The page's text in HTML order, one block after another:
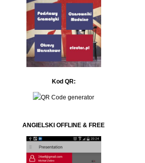
Kod QR:
ANGIELSKI OFFLINE & FREE